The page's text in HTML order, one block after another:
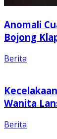
Anomali
Bojong
Berita
Wanita
Berita